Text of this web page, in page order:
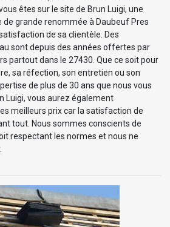
êtes sur le site de Brun Luigi, une
grande renommée à Daubeuf Pres
de sa clientèle. Des
sont depuis des années offertes par
partout dans le 27430. Que ce soit pour
sa réfection, son entretien ou son
de plus de 30 ans que nous vous
Luigi, vous aurez également
meilleurs prix car la satisfaction de
tout. Nous sommes conscients de
respectant les normes et nous ne